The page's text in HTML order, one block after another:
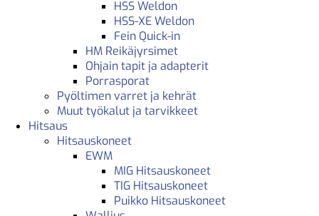
HSS Weldon
HSS-XE Weldon
Fein Quick-in
HM Reikäjyrsimet
Ohjain tapit ja adapterit
Porrasporat
Pyöltimen varret ja kehrät
Muut työkalut ja tarvikkeet
Hitsaus
Hitsauskoneet
EWM
MIG Hitsauskoneet
TIG Hitsauskoneet
Puikko Hitsauskoneet